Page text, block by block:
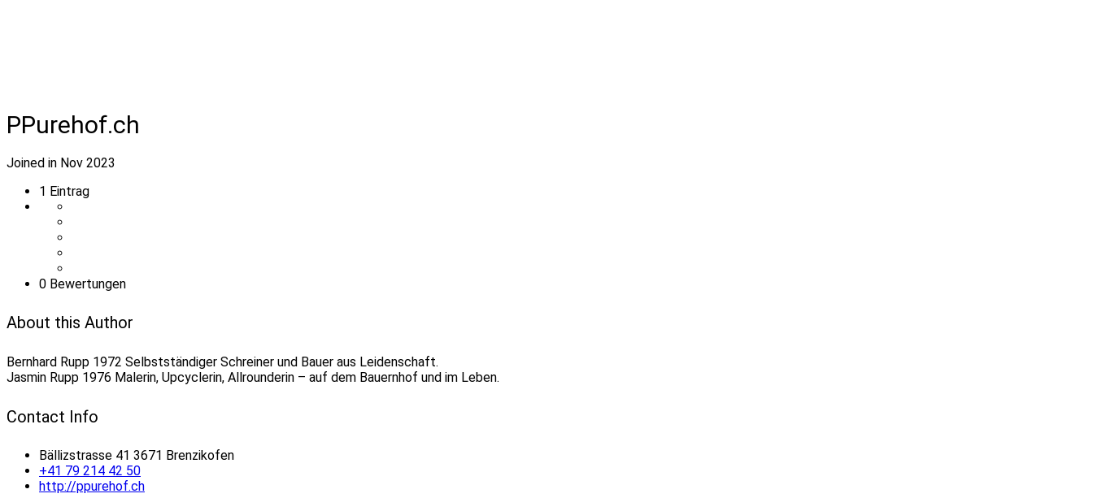
PPurehof.ch
Joined in Nov 2023
1 Eintrag
0 Bewertungen
About this Author
Bernhard Rupp 1972 Selbstständiger Schreiner und Bauer aus Leidenschaft.
Jasmin Rupp 1976 Malerin, Upcyclerin, Allrounderin – auf dem Bauernhof und im Leben.
Contact Info
Bällizstrasse 41 3671 Brenzikofen
+41 79 214 42 50
http://ppurehof.ch